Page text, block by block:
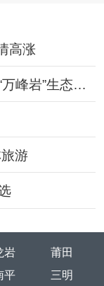
高涨
峰岩”生态景
游
岩
莆田
平 三明